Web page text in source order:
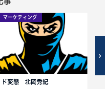
マーケティング
ド変態 北岡秀紀